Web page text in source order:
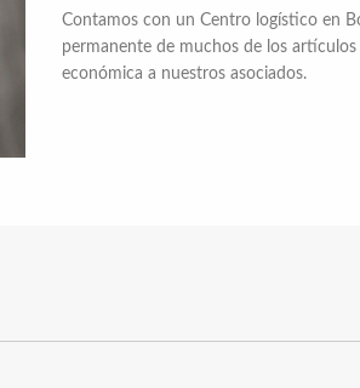
Contamos con un Centro logístico en
permanente de muchos de los
económica a nuestros asociados.